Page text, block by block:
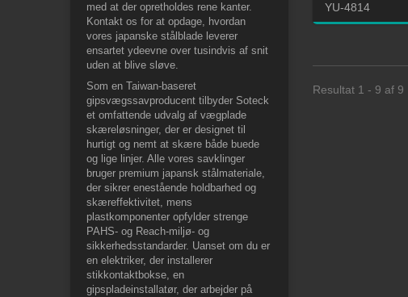
med at der opretholdes rene kanter.
Kontakt os for at opdage, hvordan
vores japanske stålblade leverer
ensartet ydeevne over tusindvis af snit
uden at blive sløve.
Som en Taiwan-baseret
gipsvægssavproducent tilbyder Soteck
et omfattende udvalg af vægplade
skæreløsninger, der er designet til
hurtigt og nemt at skære både buede
og lige linjer. Alle vores savklinger
bruger premium japansk stålmateriale,
der sikrer enestående holdbarhed og
skæreffektivitet, mens
plastkomponenter opfylder strenge
PAHS- og Reach-miljø- og
sikkerhedsstandarder. Uanset om du er
en elektriker, der installerer
stikkontaktbokse, en
gipspladeinstallatør, der arbejder på
YU-4814
Resultat 1 - 9 af 9